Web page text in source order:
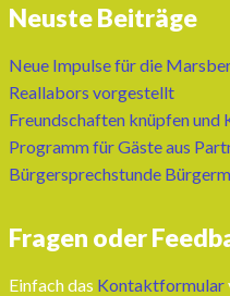
Neuste Beiträge
Neue Impulse für die
Reallabors vorgestellt
Freundschaften knüpfen und
Programm für Gäste aus
Bürgersprechstunde
Fragen oder
Einfach das Kontaktformular